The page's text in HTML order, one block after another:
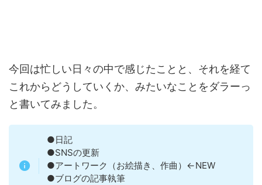
今回は忙しい日々の中で感じたことと、それを経て
これからどうしていくか、みたいなことをダラーっ
と書いてみました。
●日記
●SNSの更新
●アートワーク（お絵描き、作曲）←NEW
●ブログの記事執筆